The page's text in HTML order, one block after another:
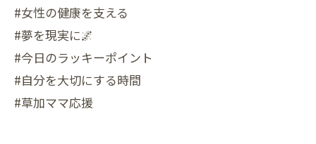
#女性の健康を支える
#夢を現実に🌌
#今日のラッキーポイント
#自分を大切にする時間
#草加ママ応援